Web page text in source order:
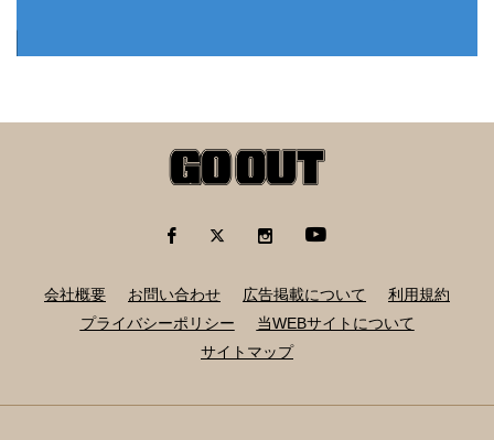
会社概要 お問い合わせ 広告掲載について
利用規約
プライバシーポリシー
当WEBサイトについて
サイトマップ